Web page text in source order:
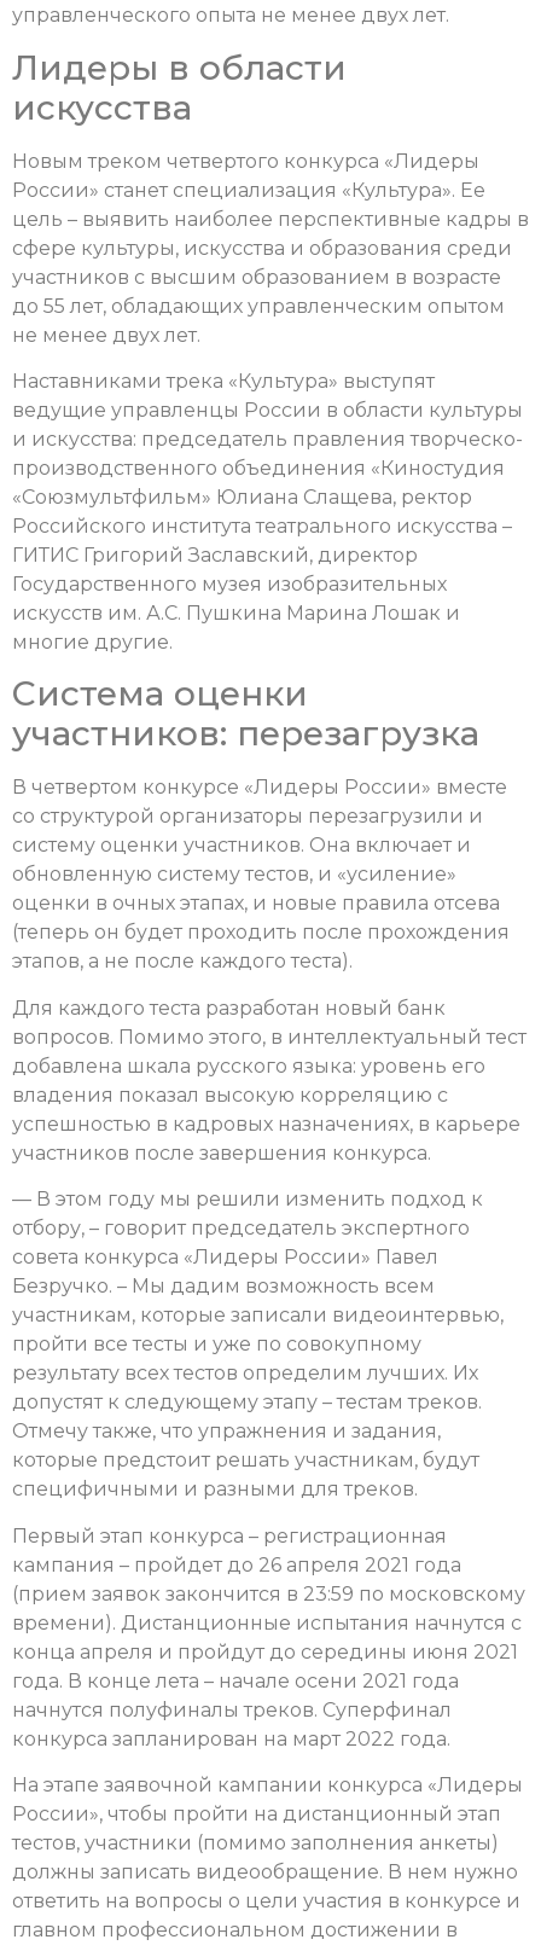
управленческого опыта не менее двух лет.
Лидеры в области
искусства
Новым треком четвертого конкурса «Лидеры
России» станет специализация «Культура». Ее
цель – выявить наиболее перспективные кадры в
сфере культуры, искусства и образования среди
участников с высшим образованием в возрасте
до 55 лет, обладающих управленческим опытом
не менее двух лет.
Наставниками трека «Культура» выступят
ведущие управленцы России в области культуры
и искусства: председатель правления творческо-
производственного объединения «Киностудия
«Союзмультфильм» Юлиана Слащева, ректор
Российского института театрального искусства –
ГИТИС Григорий Заславский, директор
Государственного музея изобразительных
искусств им. А.С. Пушкина Марина Лошак и
многие другие.
Система оценки
участников: перезагрузка
В четвертом конкурсе «Лидеры России» вместе
со структурой организаторы перезагрузили и
систему оценки участников. Она включает и
обновленную систему тестов, и «усиление»
оценки в очных этапах, и новые правила отсева
(теперь он будет проходить после прохождения
этапов, а не после каждого теста).
Для каждого теста разработан новый банк
вопросов. Помимо этого, в интеллектуальный тест
добавлена шкала русского языка: уровень его
владения показал высокую корреляцию с
успешностью в кадровых назначениях, в карьере
участников после завершения конкурса.
— В этом году мы решили изменить подход к
отбору, – говорит председатель экспертного
совета конкурса «Лидеры России» Павел
Безручко. – Мы дадим возможность всем
участникам, которые записали видеоинтервью,
пройти все тесты и уже по совокупному
результату всех тестов определим лучших. Их
допустят к следующему этапу – тестам треков.
Отмечу также, что упражнения и задания,
которые предстоит решать участникам, будут
специфичными и разными для треков.
Первый этап конкурса – регистрационная
кампания – пройдет до 26 апреля 2021 года
(прием заявок закончится в 23:59 по московскому
времени). Дистанционные испытания начнутся с
конца апреля и пройдут до середины июня 2021
года. В конце лета – начале осени 2021 года
начнутся полуфиналы треков. Суперфинал
конкурса запланирован на март 2022 года.
На этапе заявочной кампании конкурса «Лидеры
России», чтобы пройти на дистанционный этап
тестов, участники (помимо заполнения анкеты)
должны записать видеообращение. В нем нужно
ответить на вопросы о цели участия в конкурсе и
главном профессиональном достижении в